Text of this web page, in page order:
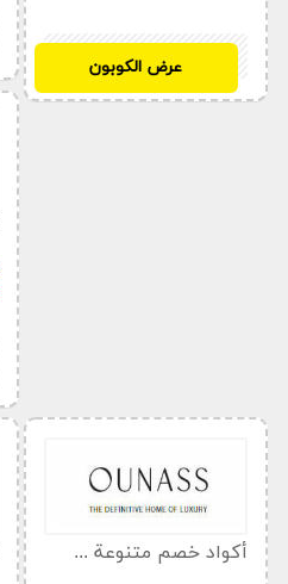
عرض الكوبون
أكواد خصم متنوعة كوبون